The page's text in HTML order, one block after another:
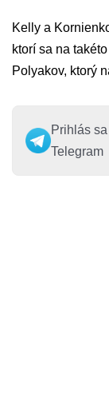
Kelly a
ktorí sa na
Polyakov, ktorý
Prihlás
Telegram